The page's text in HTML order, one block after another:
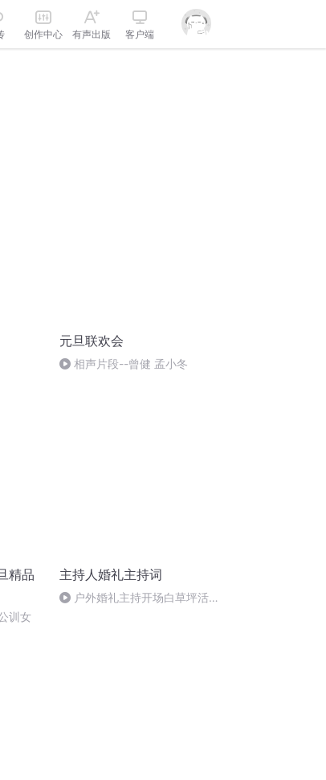
创作中心 有声出版 客户端
元旦联欢会
相声片段--曾健 孟小冬
精品
训女
主持人婚礼主持词
户外婚礼主持开场白草坪活泼